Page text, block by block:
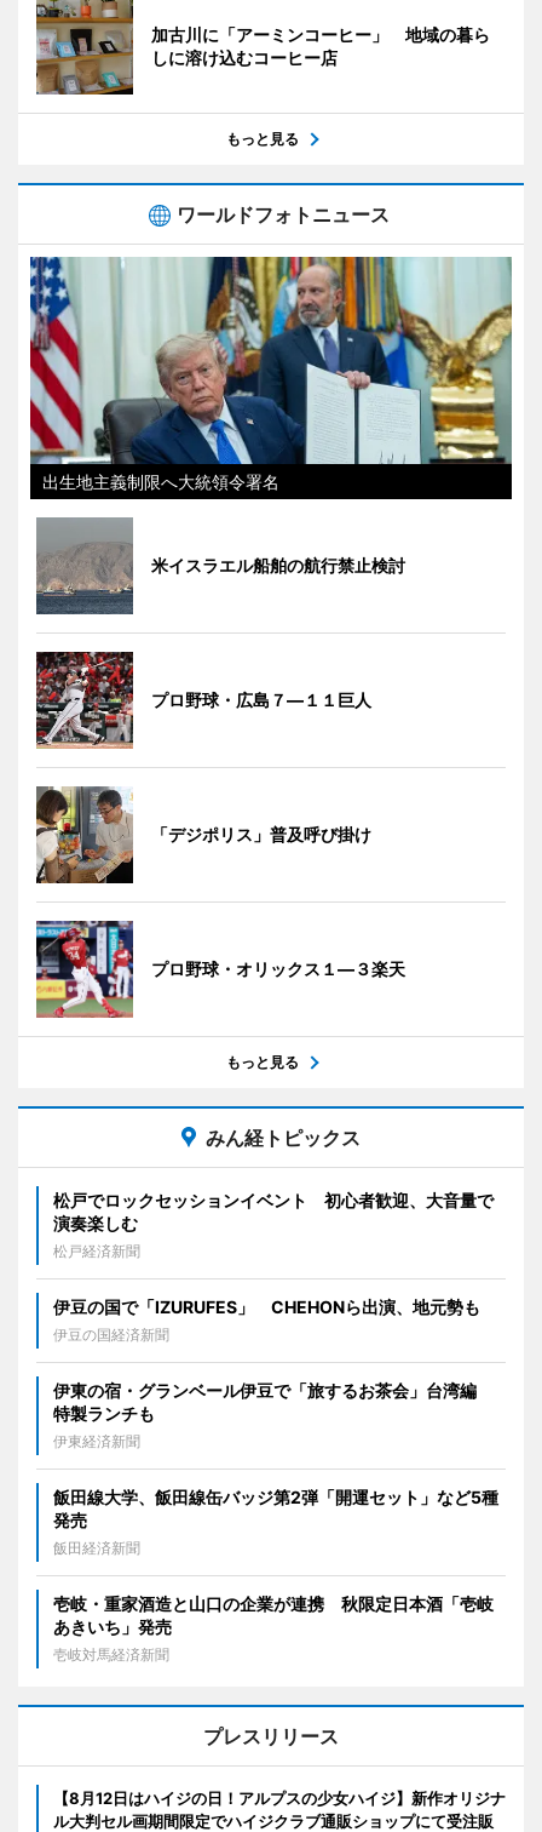
加古川に「アーミンコーヒー」 地域の暮ら
しに溶け込むコーヒー店
もっと見る
ワールドフォトニュース
出生地主義制限へ大統領令署名
米イスラエル船舶の航行禁止検討
プロ野球・広島７―１１巨人
「デジポリス」普及呼び掛け
プロ野球・オリックス１―３楽天
もっと見る
みん経トピックス
松戸でロックセッションイベント 初心者歓迎、大音量で
演奏楽しむ
松戸経済新聞
伊豆の国で「IZURUFES」 CHEHONら出演、地元勢も
伊豆の国経済新聞
伊東の宿・グランベール伊豆で「旅するお茶会」台湾編
特製ランチも
伊東経済新聞
飯田線大学、飯田線缶バッジ第2弾「開運セット」など5種
発売
飯田経済新聞
壱岐・重家酒造と山口の企業が連携 秋限定日本酒「壱岐
あきいち」発売
壱岐対馬経済新聞
プレスリリース
【8月12日はハイジの日！アルプスの少女ハイジ】新作オリジナ
ル大判セル画期間限定でハイジクラブ通販ショップにて受注販